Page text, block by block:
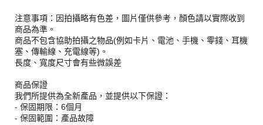
注意事項：因拍攝略有色差，圖片僅供參考，顏色請以實際收到
商品為準。
商品不包含協助拍攝之物品(例如卡片、電池、手機、零錢、耳機
塞、傳輸線、充電線等)。
長度、寬度尺寸會有些微誤差
商品保證
我們所提供為全新產品，並提供以下保證：
- 保固期限：6個月
- 保固範圍：產品故障